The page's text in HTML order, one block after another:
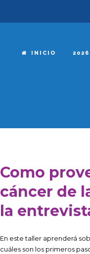
INICIO 2026
Como
cáncer de
la
En este taller aprenderá
cuáles son los primeros